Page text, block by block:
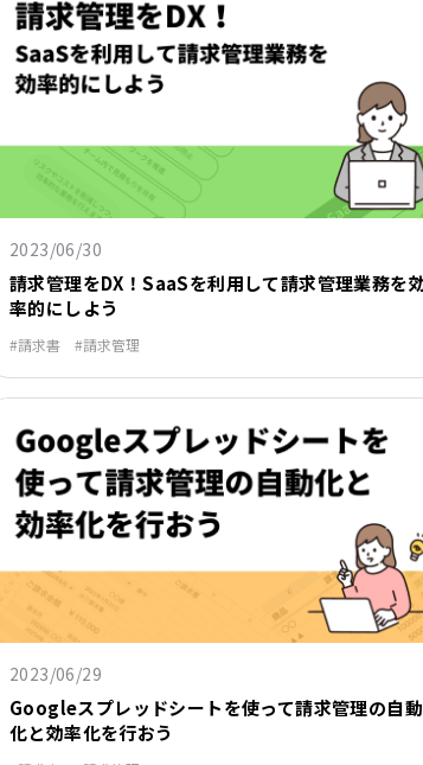
2023/06/30
請求管理をDX！SaaSを利用して請求管理業務を
率的にしよう
請求書 請求管理
2023/06/29
Googleスプレッドシートを使って請求管理の自動
化と効率化を行おう